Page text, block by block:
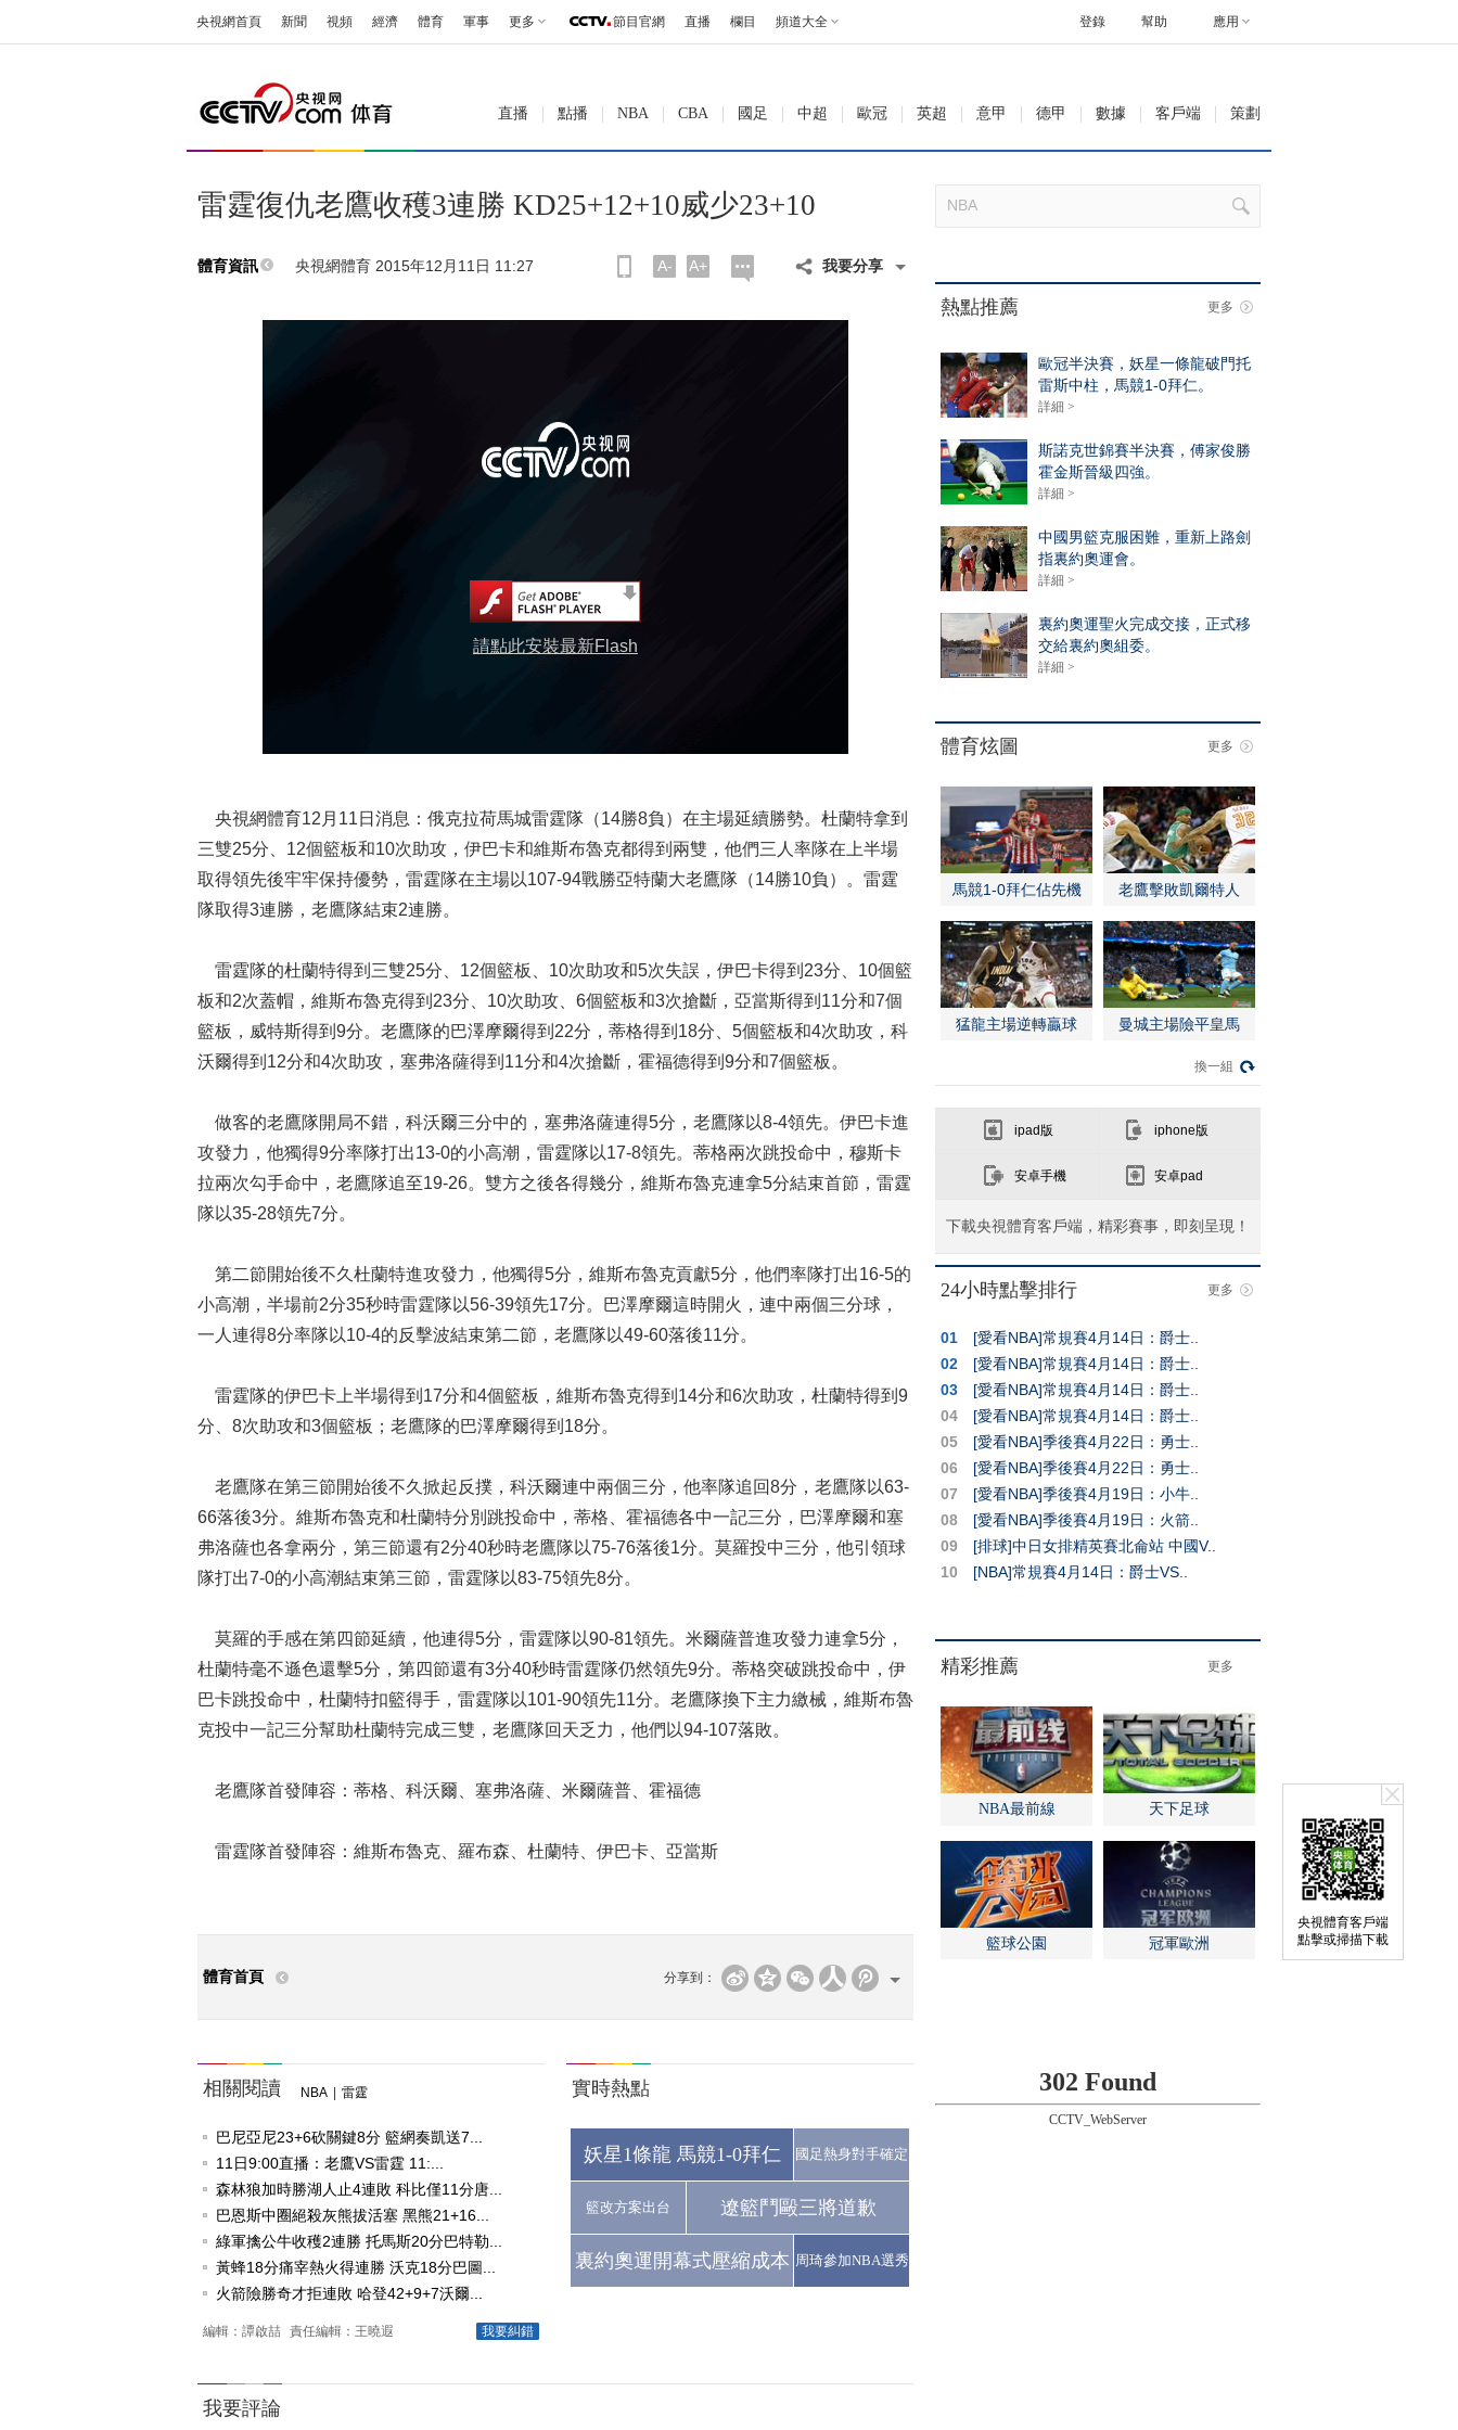
央視體育客戶端
點擊或掃描下載
央視網首頁 新聞 視頻 經濟 體育 軍事 更多 節目官網 直播 欄目 頻道大全 幫助 應用
登錄
直播 點播 NBA CBA 國足 中超 歐冠 英超 意甲 德甲 數據 客戶端 策劃
雷霆復仇老鷹收穫3連勝 KD25+12+10威少23+10
體育資訊 央視網體育 2015年12月11日 11:27 A- A+ 我要分享
請點此安裝最新Flash
央視網體育12月11日消息：俄克拉荷馬城雷霆隊（14勝8負）在主場延續勝勢。杜蘭特拿到
三雙25分、12個籃板和10次助攻，伊巴卡和維斯布魯克都得到兩雙，他們三人率隊在上半場
取得領先後牢牢保持優勢，雷霆隊在主場以107-94戰勝亞特蘭大老鷹隊（14勝10負）。雷霆
隊取得3連勝，老鷹隊結束2連勝。
雷霆隊的杜蘭特得到三雙25分、12個籃板、10次助攻和5次失誤，伊巴卡得到23分、10個籃
板和2次蓋帽，維斯布魯克得到23分、10次助攻、6個籃板和3次搶斷，亞當斯得到11分和7個
籃板，威特斯得到9分。老鷹隊的巴澤摩爾得到22分，蒂格得到18分、5個籃板和4次助攻，科
沃爾得到12分和4次助攻，塞弗洛薩得到11分和4次搶斷，霍福德得到9分和7個籃板。
做客的老鷹隊開局不錯，科沃爾三分中的，塞弗洛薩連得5分，老鷹隊以8-4領先。伊巴卡進
攻發力，他獨得9分率隊打出13-0的小高潮，雷霆隊以17-8領先。蒂格兩次跳投命中，穆斯卡
拉兩次勾手命中，老鷹隊追至19-26。雙方之後各得幾分，維斯布魯克連拿5分結束首節，雷霆
隊以35-28領先7分。
第二節開始後不久杜蘭特進攻發力，他獨得5分，維斯布魯克貢獻5分，他們率隊打出16-5的
小高潮，半場前2分35秒時雷霆隊以56-39領先17分。巴澤摩爾這時開火，連中兩個三分球，
一人連得8分率隊以10-4的反擊波結束第二節，老鷹隊以49-60落後11分。
雷霆隊的伊巴卡上半場得到17分和4個籃板，維斯布魯克得到14分和6次助攻，杜蘭特得到9
分、8次助攻和3個籃板；老鷹隊的巴澤摩爾得到18分。
老鷹隊在第三節開始後不久掀起反撲，科沃爾連中兩個三分，他率隊追回8分，老鷹隊以63-
66落後3分。維斯布魯克和杜蘭特分別跳投命中，蒂格、霍福德各中一記三分，巴澤摩爾和塞
弗洛薩也各拿兩分，第三節還有2分40秒時老鷹隊以75-76落後1分。莫羅投中三分，他引領球
隊打出7-0的小高潮結束第三節，雷霆隊以83-75領先8分。
莫羅的手感在第四節延續，他連得5分，雷霆隊以90-81領先。米爾薩普進攻發力連拿5分，
杜蘭特毫不遜色還擊5分，第四節還有3分40秒時雷霆隊仍然領先9分。蒂格突破跳投命中，伊
巴卡跳投命中，杜蘭特扣籃得手，雷霆隊以101-90領先11分。老鷹隊換下主力繳械，維斯布魯
克投中一記三分幫助杜蘭特完成三雙，老鷹隊回天乏力，他們以94-107落敗。
老鷹隊首發陣容：蒂格、科沃爾、塞弗洛薩、米爾薩普、霍福德
雷霆隊首發陣容：維斯布魯克、羅布森、杜蘭特、伊巴卡、亞當斯
體育首頁 分享到：
相關閱讀 NBA 雷霆
巴尼亞尼23+6砍關鍵8分 籃網奏凱送7...
11日9:00直播：老鷹VS雷霆 11:...
森林狼加時勝湖人止4連敗 科比僅11分唐...
巴恩斯中圈絕殺灰熊拔活塞 黑熊21+16...
綠軍擒公牛收穫2連勝 托馬斯20分巴特勒...
黃蜂18分痛宰熱火得連勝 沃克18分巴圖...
火箭險勝奇才拒連敗 哈登42+9+7沃爾...
我要糾錯
編輯：譚啟喆 責任編輯：王曉遐
實時熱點
妖星1條龍 馬競1-0拜仁 國足熱身對手確定
籃改方案出台 遼籃鬥毆三將道歉
裏約奧運開幕式壓縮成本 周琦參加NBA選秀
熱點推薦 更多
歐冠半決賽，妖星一條龍破門托
雷斯中柱，馬競1-0拜仁。
詳細 >
斯諾克世錦賽半決賽，傅家俊勝
霍金斯晉級四強。
詳細 >
中國男籃克服困難，重新上路劍
指裏約奧運會。
詳細 >
裏約奧運聖火完成交接，正式移
交給裏約奧組委。
詳細 >
體育炫圖 更多
馬競1-0拜仁佔先機 老鷹擊敗凱爾特人
猛龍主場逆轉贏球 曼城主場險平皇馬
換一組
ipad版 iphone版
安卓手機 安卓pad
下載央視體育客戶端，精彩賽事，即刻呈現！
24小時點擊排行 更多
01
[愛看NBA]常規賽4月14日：爵士..
02
[愛看NBA]常規賽4月14日：爵士..
03
[愛看NBA]常規賽4月14日：爵士..
04
[愛看NBA]常規賽4月14日：爵士..
05
[愛看NBA]季後賽4月22日：勇士..
06
[愛看NBA]季後賽4月22日：勇士..
07
[愛看NBA]季後賽4月19日：小牛..
08
[愛看NBA]季後賽4月19日：火箭..
09
[排球]中日女排精英賽北侖站 中國V..
10
[NBA]常規賽4月14日：爵士VS..
302 Found
CCTV_WebServer